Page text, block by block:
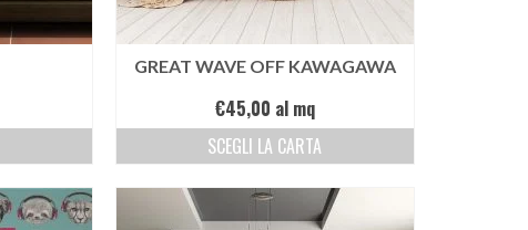
GREAT WAVE OFF KAWAGAWA
€45,00 al mq
SCEGLI LA CARTA